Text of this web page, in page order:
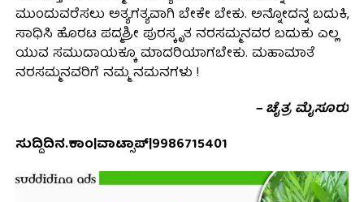
ಮುಂದುವರೆಸಲು ಅತ್ಯಗತ್ಯವಾಗಿ ಬೇಕೇ ಬೇಕು. ಅನ್ನೋದನ್ನ ಬದುಕಿ,
ಸಾಧಿಸಿ ಹೊರಟ ಪದ್ಮಶ್ರೀ ಪುರಸ್ಕೃತ ನರಸಮ್ಮನವರ ಬದುಕು ಎಲ್ಲ
ಯುವ ಸಮುದಾಯಕ್ಕೂ ಮಾದರಿಯಾಗಬೇಕು. ಮಹಾಮಾತೆ
ನರಸಮ್ಮನವರಿಗೆ ನಮ್ಮ ನಮನಗಳು !
– ಚೈತ್ರ ಮೈಸೂರು
ಸುದ್ದಿದಿನ.ಕಾಂ|ವಾಟ್ಸಾಪ್|9986715401